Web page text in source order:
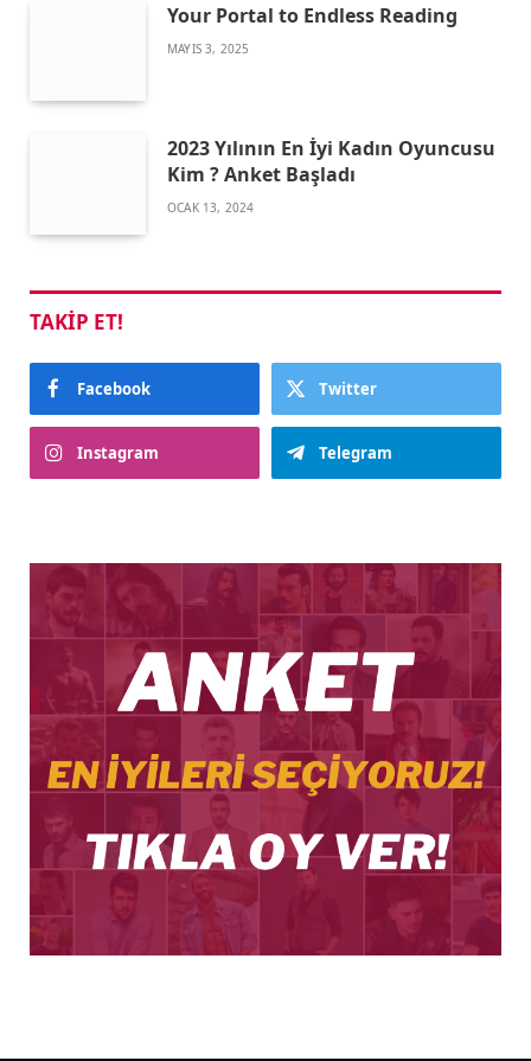
Your Portal to Endless Reading
MAYIS 3, 2025
2023 Yılının En İyi Kadın Oyuncusu
Kim ? Anket Başladı
OCAK 13, 2024
TAKIP ET!
Facebook Twitter
Instagram Telegram